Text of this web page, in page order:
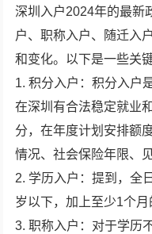
深圳入户2024年的最新
户、职称入户、随迁入
和变化。以下是一些关
1. 积分入户：积分入户
在深圳有合法稳定就业
分，在年度计划安排额
情况、社会保险年限、
2. 学历入户：提到，全
岁以下，加上至少1个月
3. 职称入户：对于学历